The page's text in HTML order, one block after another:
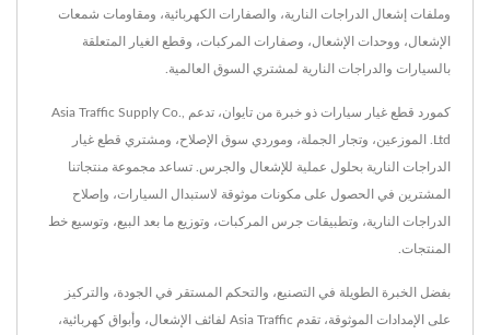
وملفات إشعال الدراجات النارية، والصفارات الكهربائية، ومقاومات شمعات
الإشعال، ووحدات الإشعال، وصفارات المركبات، وقطع الغيار المتعلقة
بالسيارات والدراجات النارية لمشتري السوق العالمية.
كمورد قطع غيار سيارات ذو خبرة من تايوان، تدعم Asia Traffic Supply Co.,
Ltd. الموزعين، وتجار الجملة، وموردي سوق الإصلاح، ومشتري قطع غيار
الدراجات النارية بحلول عملية للإشعال والجرس. تساعد مجموعة منتجاتنا
المشترين في الحصول على مكونات موثوقة لاستبدال السيارات، وإصلاح
الدراجات النارية، وتطبيقات جرس المركبات، وتوزيع ما بعد البيع، وتوسيع خط
المنتجات.
بفضل الخبرة الطويلة في التصنيع، والتحكم المستقر في الجودة، والتركيز
على الإمدادات الموثوقة، تقدم Asia Traffic لفائف الإشعال، وأبواق كهربائية،